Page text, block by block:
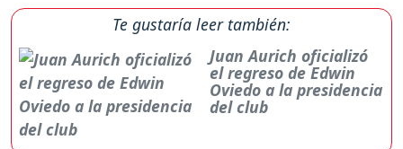
Te gustaría leer también:
Juan Aurich oficializó
el regreso de Edwin
Oviedo a la presidencia
del club